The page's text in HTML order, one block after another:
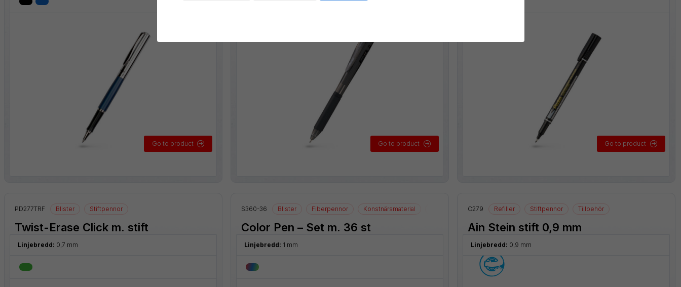
Go to product Go to product Go to product
PD277TRF Blister Stiftpennor
Twist-Erase Click m. stift
Linjebredd: 0,7 mm
S360-36 Blister Fiberpennor Konstnärsmaterial
Color Pen – Set m. 36 st
Linjebredd: 1 mm
C279 Refiller Stiftpennor Tillbehör
Ain Stein stift 0,9 mm
Linjebredd: 0,9 mm